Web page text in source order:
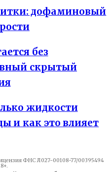
дофаминовый
без
скрытый
жидкости
и как это влияет
ФНС Л027-00108-77/00395494